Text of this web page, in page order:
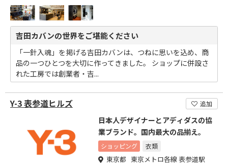
吉田カバンの世界をご堪能ください
「一針入魂」を掲げる吉田カバンは、つねに思いを込め、商
品の一つひとつを大切に作ってきました。 ショップに併設さ
れた工房では創業者・吉...
Y-3 表参道ヒルズ 追加
日本人デザイナーとアディダスの協
業ブランド。国内最大の品揃え。
ショッピング 衣類
東京都 東京メトロ各線 表参道駅